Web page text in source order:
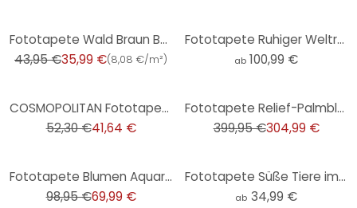
Fototapete Wald Braun Beige Vliestapete Bäume Tapete für Wohnzimmer, Schlafzimmer
43,95 €35,99 €(8,08 €/m²)
Fototapete Ruhiger Weltraum
ab 100,99 €
COSMOPOLITAN Fototapete Blätter Blau Gelb - Vliestapete mit Farbverlauf Modern
52,30 €41,64 €
Fototapete Relief-Palmblatt 3D in Grau - Vliestapete
399,95 €304,99 €
Fototapete Blumen Aquarell Beige - Vliestapete mit zarten Blüten - Vintage Design
98,95 €69,99 €
Fototapete Süße Tiere im Wald - Kinderzimmertapete Rund - Kvilis - Selbstklebend/Vlies
ab 34,99 €